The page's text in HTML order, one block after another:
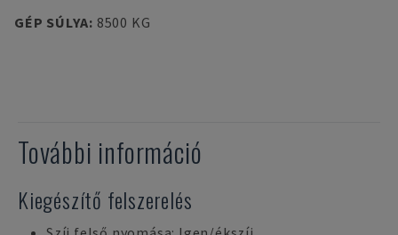
GÉP SÚLYA: 8500 KG
További információ
Kiegészítő felszerelés